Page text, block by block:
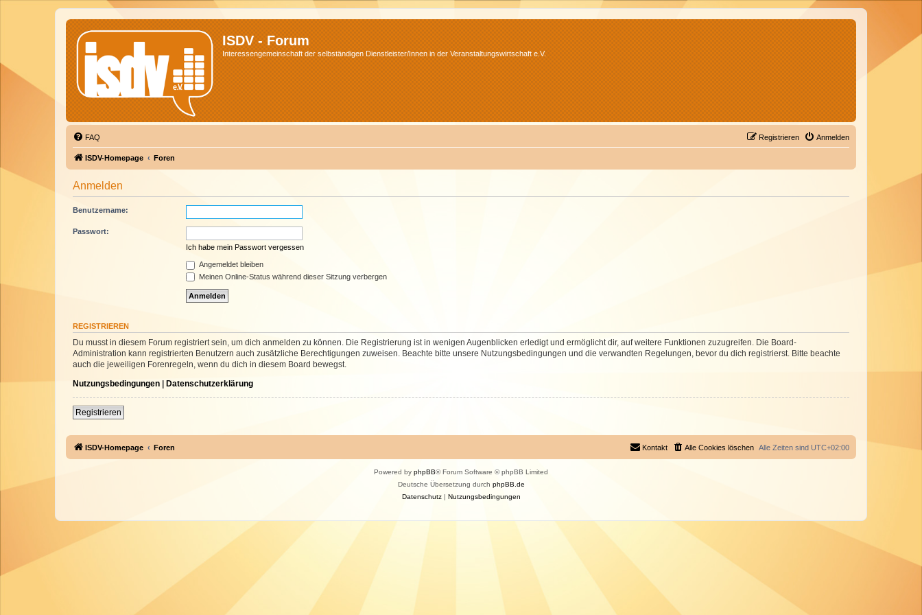
ISDV - Forum
Interessengemeinschaft der selbständigen Dienstleister/Innen in der Veranstaltungswirtschaft e.V.
FAQ Anmelden
Registrieren
ISDV-Homepage Foren
Anmelden
Benutzername:
Passwort:
Ich habe mein Passwort vergessen
Angemeldet bleiben
Meinen Online-Status während dieser Sitzung verbergen
REGISTRIEREN
Du musst in diesem Forum registriert sein, um dich anmelden zu können. Die Registrierung ist in wenigen Augenblicken erledigt und ermöglicht dir, auf weitere Funktionen zuzugreifen. Die Board-
Administration kann registrierten Benutzern auch zusätzliche Berechtigungen zuweisen. Beachte bitte unsere Nutzungsbedingungen und die verwandten Regelungen, bevor du dich registrierst. Bitte beachte
auch die jeweiligen Forenregeln, wenn du dich in diesem Board bewegst.
Nutzungsbedingungen | Datenschutzerklärung
Registrieren
ISDV-Homepage Foren Alle Zeiten sind UTC+02:00
Alle Cookies löschen
Kontakt
Powered by phpBB® Forum Software © phpBB Limited
Deutsche Übersetzung durch phpBB.de
Datenschutz| Nutzungsbedingungen